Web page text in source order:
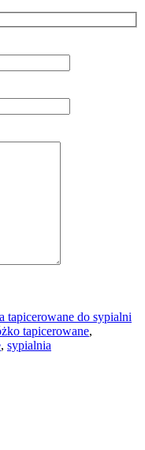
tapicerowane do sypialni
tapicerowane,
, sypialnia